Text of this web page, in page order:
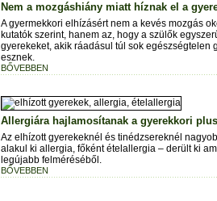
Nem a mozgáshiány miatt híznak el a
A gyermekkori elhízásért nem a kevés mozgás
kutatók szerint, hanem az, hogy a szülők
gyerekeket, akik ráadásul túl sok egészségtelen
esznek.
BŐVEBBEN
Allergiára hajlamosítanak a gyerekkori
Az elhízott gyerekeknél és tinédzsereknél
alakul ki allergia, főként ételallergia – derült ki
legújabb felméréséből.
BŐVEBBEN